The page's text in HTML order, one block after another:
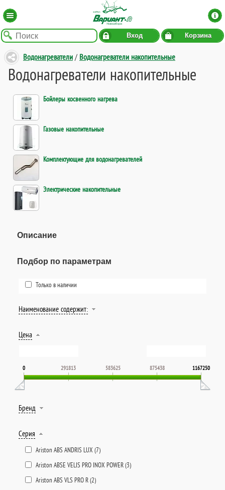
Вход Корзина
Водонагреватели / Водонагреватели накопительные
Водонагреватели накопительные
Бойлеры косвенного нагрева
Газовые накопительные
Комплектующие для водонагревателей
Электрические накопительные
Описание
Подбор по параметрам
Только в наличии
Наименование содержит:
Цена
0 291813 583625 875438 1167250
Бренд
Серия
Ariston ABS ANDRIS LUX (7)
Ariston ABSE VELIS PRO INOX POWER (3)
Ariston ABS VLS PRO R (2)